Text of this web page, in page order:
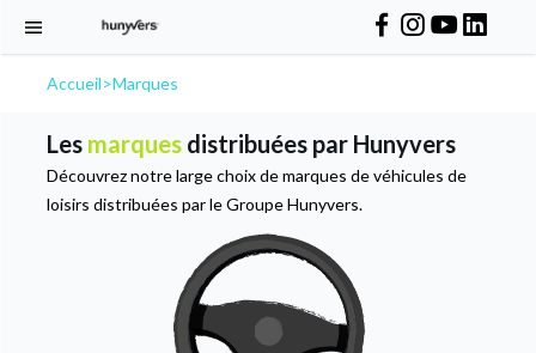
Accueil>Marques
Les marquesdistribuées par Hunyvers
Découvrez notre large choix de marques de véhicules de
loisirs distribuées par le Groupe Hunyvers.